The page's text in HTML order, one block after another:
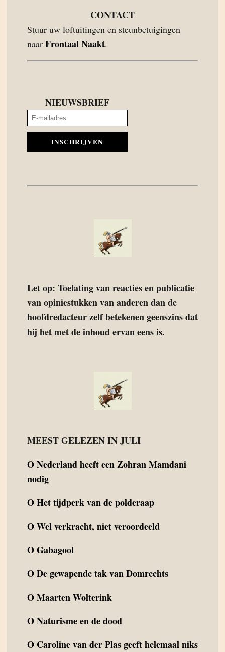
CONTACT
Stuur uw loftuitingen en steunbetuigingen
naar Frontaal Naakt.
NIEUWSBRIEF
INSCHRIJVEN
Let op: Toelating van reacties en publicatie
van opiniestukken van anderen dan de
hoofdredacteur zelf betekenen geenszins dat
hij het met de inhoud ervan eens is.
MEEST GELEZEN IN JULI
ONederland heeft een Zohran Mamdani
nodig
OHet tijdperk van de polderaap
OWel verkracht, niet veroordeeld
OGabagool
ODe gewapende tak van Domrechts
OMaarten Wolterink
ONaturisme en de dood
O Caroline van der Plas geeft helemaal niks